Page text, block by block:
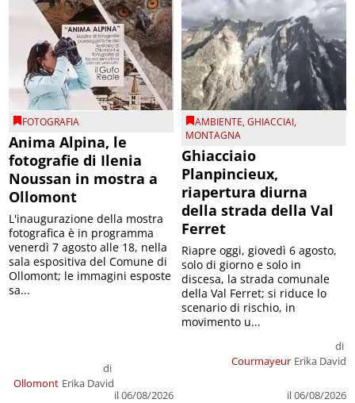
FOTOGRAFIA
Anima Alpina, le
fotografie di Ilenia
Noussan in mostra a
Ollomont
Ollomont
di
Erika David
il 06/08/2026
L'inaugurazione della mostra
fotografica è in programma
venerdì 7 agosto alle 18, nella
sala espositiva del Comune di
Ollomont; le immagini esposte
sa...
AMBIENTE,GHIACCIAI,
MONTAGNA
Ghiacciaio
Planpincieux,
riapertura diurna
della strada della Val
Ferret
Courmayeur
di
Erika David
il 06/08/2026
Riapre oggi, giovedì 6 agosto,
solo di giorno e solo in
discesa, la strada comunale
della Val Ferret; si riduce lo
scenario di rischio, in
movimento u...